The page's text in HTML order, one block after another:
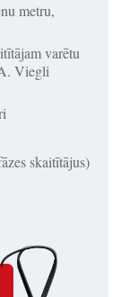
metru,
varētu
Viegli
skaitītājus)